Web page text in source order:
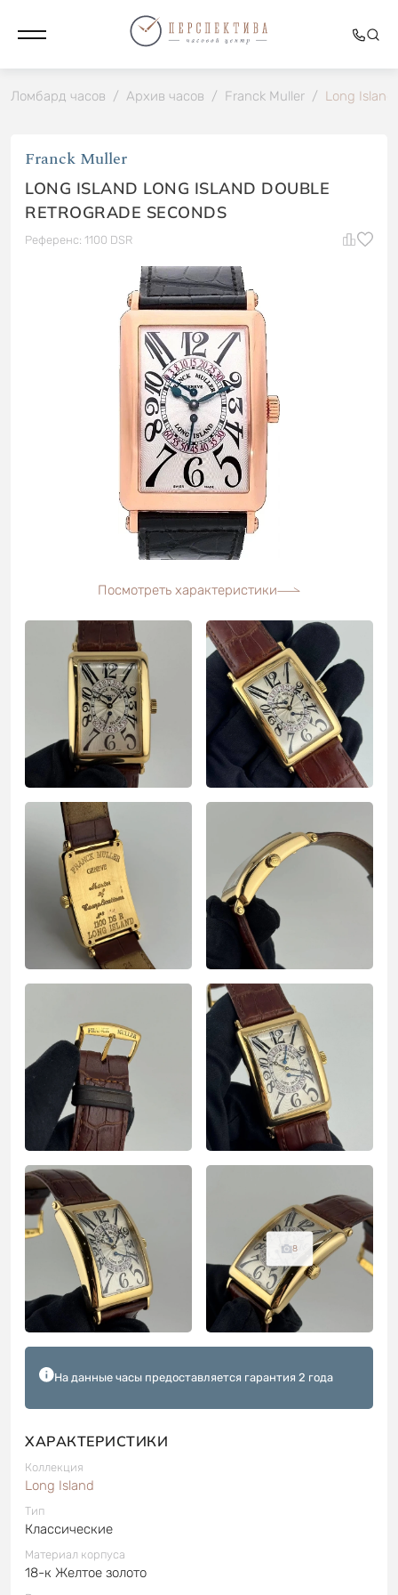
Ломбард часов / Архив часов / Franck Muller / Long
Franck Muller
LONG ISLAND LONG ISLAND DOUBLE
RETROGRADE SECONDS
Референс: 1100 DSR
Посмотреть характеристики
8
На данные часы предоставляется гарантия 2 года
ХАРАКТЕРИСТИКИ
Коллекция
Long Island
Тип
Классические
Материал корпуса
18-к Желтое золото